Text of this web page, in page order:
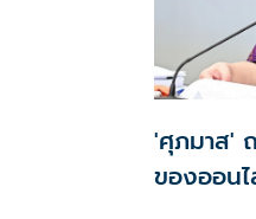
'ศุภมาส'
ของออน